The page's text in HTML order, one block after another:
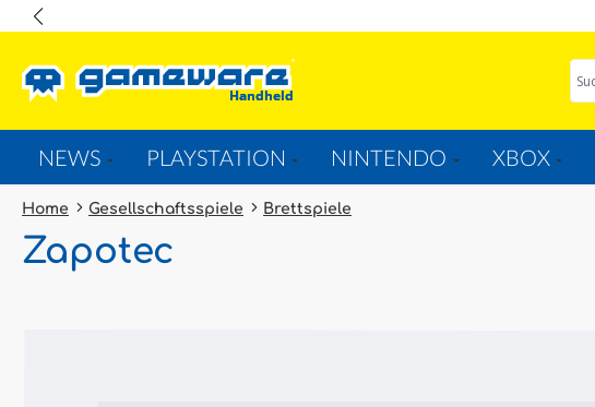
NEWS PLAYSTATION NINTENDO XBOX
Home Gesellschaftsspiele Brettspiele
Zapotec